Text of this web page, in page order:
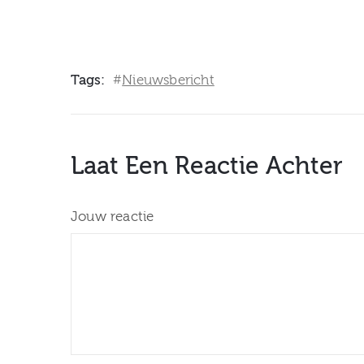
Tags: #Nieuwsbericht
Laat Een Reactie Achter
Jouw reactie